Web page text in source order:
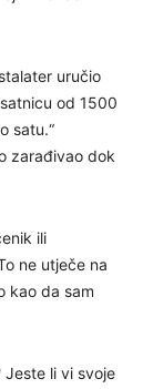
uručio
od 1500
satu.“
zarađivao dok
ili
ne utječe na
kao da sam
Jeste li vi svoje